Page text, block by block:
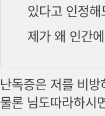
있다고 인정
제가 왜 인간
난독증은 저를 비
물론 님도따라하시